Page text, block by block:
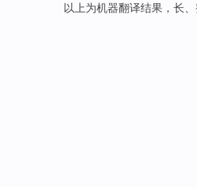
以上为机器翻译结果，长